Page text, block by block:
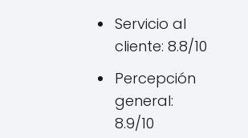
Servicio al
cliente: 8.8/10
Percepción
general:
8.9/10